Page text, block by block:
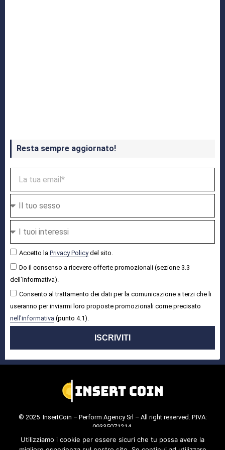
Resta sempre aggiornato!
Accetto la Privacy Policydel sito.
Do il consenso a ricevere offerte promozionali (sezione 3.3
dell'informativa).
Consento al trattamento dei dati per la comunicazione a terzi che li
useranno per inviarmi loro proposte promozionali come precisato
nell'informativa (punto 4.1).
ISCRIVITI
© 2025 InsertCoin – Perform Agency Srl – All right reserved. P.IVA:
09335071214.
Cookie Policy
Privacy Policy.
Utilizziamo i cookie per essere sicuri che tu possa avere la